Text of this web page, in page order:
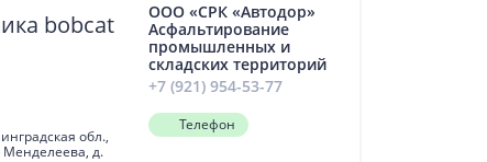
bobcat
обл.,
Менделеева, д.
ООО «СРК «Автодор»
Асфальтирование
промышленных и
складских территорий
+7 (921) 954-53-77
Телефон